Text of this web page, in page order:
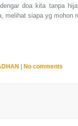
doa kita tanpa
melihat siapa yg mohon
| No comments